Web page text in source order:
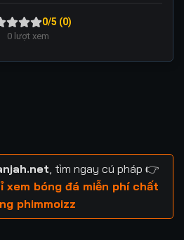
0/5 (0)
0 lượt xem
, tìm ngay cú pháp 👉
bóng đá miễn phí chất
phimmoizz